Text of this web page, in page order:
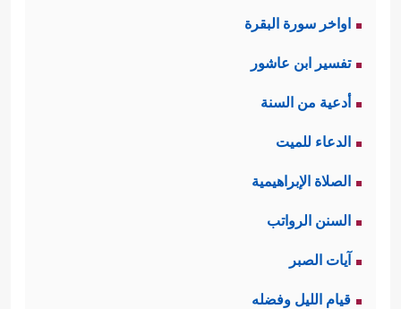
اواخر سورة البقرة
تفسير ابن عاشور
أدعية من السنة
الدعاء للميت
الصلاة الإبراهيمية
السنن الرواتب
آيات الصبر
قيام الليل وفضله